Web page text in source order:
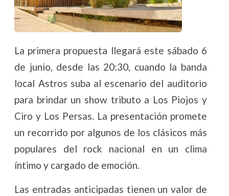
La primera propuesta llegará este sábado 6
de junio, desde las 20:30, cuando la banda
local Astros suba al escenario del auditorio
para brindar un show tributo a Los Piojos y
Ciro y Los Persas. La presentación promete
un recorrido por algunos de los clásicos más
populares del rock nacional en un clima
íntimo y cargado de emoción.
Las entradas anticipadas tienen un valor de